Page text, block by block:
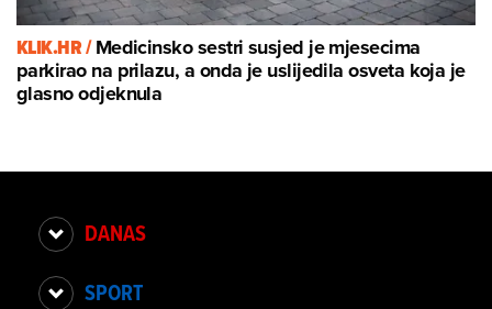
KLIK.HR /Medicinsko sestri susjed je mjesecima
parkirao na prilazu, a onda je uslijedila osveta koja je
glasno odjeknula
DANAS
SPORT